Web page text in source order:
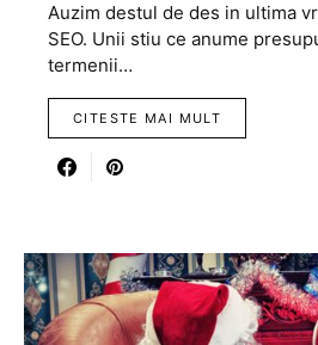
Auzim destul de des in ultima
SEO. Unii stiu ce anume
termenii…
CITESTE MAI MULT